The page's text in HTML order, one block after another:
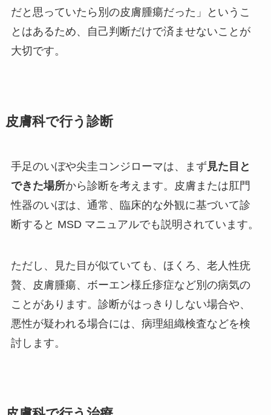
だと思っていたら別の皮膚腫瘍だった」というこ
とはあるため、自己判断だけで済ませないことが
大切です。
皮膚科で行う診断
手足のいぼや尖圭コンジローマは、まず 見た目と
できた場所から診断を考えます。皮膚または肛門
性器のいぼは、通常、臨床的な外観に基づいて診
断すると MSD マニュアルでも説明されています。
ただし、見た目が似ていても、ほくろ、老人性疣
贅、皮膚腫瘍、ボーエン様丘疹症など別の病気の
ことがあります。診断がはっきりしない場合や、
悪性が疑われる場合には、病理組織検査などを検
討します。